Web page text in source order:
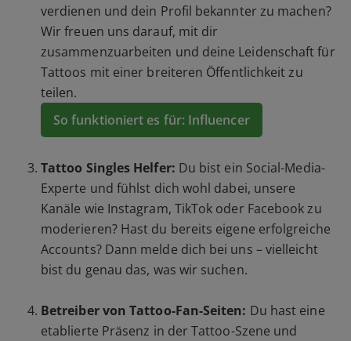
verdienen und dein Profil bekannter zu machen?
Wir freuen uns darauf, mit dir
zusammenzuarbeiten und deine Leidenschaft für
Tattoos mit einer breiteren Öffentlichkeit zu
teilen.
So funktioniert es für: Influencer
Tattoo Singles Helfer: Du bist ein Social-Media-
Experte und fühlst dich wohl dabei, unsere
Kanäle wie Instagram, TikTok oder Facebook zu
moderieren? Hast du bereits eigene erfolgreiche
Accounts? Dann melde dich bei uns – vielleicht
bist du genau das, was wir suchen.
Betreiber von Tattoo-Fan-Seiten: Du hast eine
etablierte Präsenz in der Tattoo-Szene und